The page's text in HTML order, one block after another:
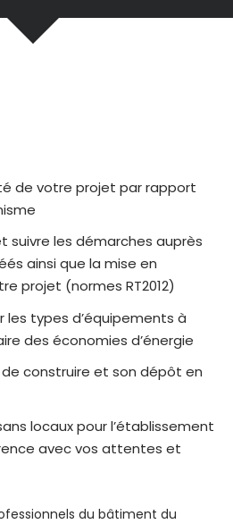
de votre projet par rapport
suivre les démarches auprès
ainsi que la mise en
projet (normes RT2012)
les types d’équipements à
des économies d’énergie
de construire et son dépôt en
locaux pour l’établissement
avec vos attentes et
du bâtiment du